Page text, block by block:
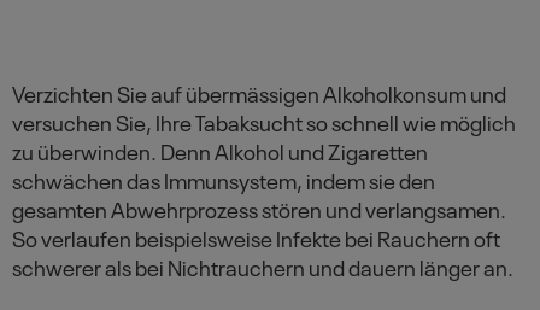
Verzichten Sie auf übermässigen Alkoholkonsum und
versuchen Sie, Ihre Tabaksucht so schnell wie möglich
zu überwinden. Denn Alkohol und Zigaretten
schwächen das Immunsystem, indem sie den
gesamten Abwehrprozess stören und verlangsamen.
So verlaufen beispielsweise Infekte bei Rauchern oft
schwerer als bei Nichtrauchern und dauern länger an.